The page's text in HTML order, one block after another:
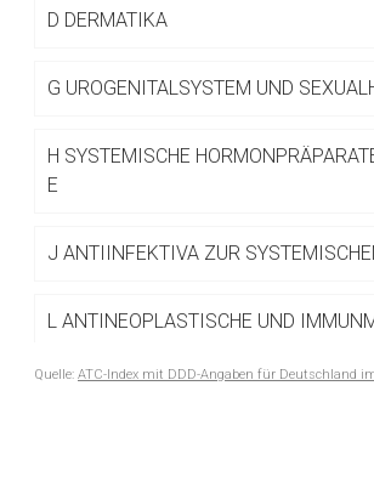
D DERMATIKA
G UROGENITALSYSTEM UND
H SYSTEMISCHE
E
J ANTIINFEKTIVA ZUR
L ANTINEOPLASTISCHE UND
MUSKEL- UND SKELETTSYSTEM
Quelle: ATC-Index mit DDD-Angaben für Deutschland